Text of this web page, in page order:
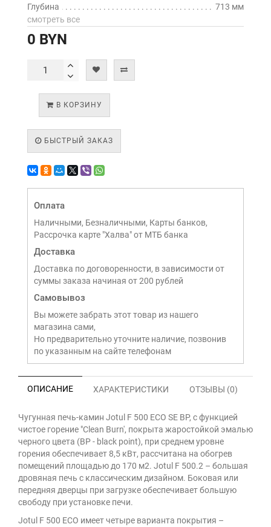
Глубина
713 мм
смотреть все
0 BYN
В КОРЗИНУ
БЫСТРЫЙ ЗАКАЗ
Оплата
Наличными, Безналичными, Карты банков,
Рассрочка карте "Халва" от МТБ банка
Доставка
Доставка по договоренности, в зависимости от
суммы заказа начиная от 200 рублей
Самовывоз
Вы можете забрать этот товар из нашего
магазина сами,
Но предварительно уточните наличие, позвонив
по указанным на сайте телефонам
ОПИСАНИЕ ХАРАКТЕРИСТИКИ ОТЗЫВЫ (0)
Чугунная печь-камин Jotul F 500 ECO SE BP, с функцией
чистое горение "Clean Burn', покрыта жаростойкой эмалью
черного цвета (BP - black point), при среднем уровне
горения обеспечивает 8,5 кВт, рассчитана на обогрев
помещений площадью до 170 м2. Jotul F 500.2 – большая
дровяная печь с классическим дизайном. Боковая или
передняя дверцы при загрузке обеспечивает большую
свободу при установке печи.
Jotul F 500 ECO имеет четыре варианта покрытия –